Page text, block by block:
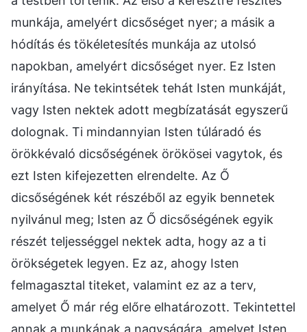
munkája, amelyért dicsőséget nyer; a másik a
hódítás és tökéletesítés munkája az utolsó
napokban, amelyért dicsőséget nyer. Ez Isten
irányítása. Ne tekintsétek tehát Isten munkáját,
vagy Isten nektek adott megbízatását egyszerű
dolognak. Ti mindannyian Isten túláradó és
örökkévaló dicsőségének örökösei vagytok, és
ezt Isten kifejezetten elrendelte. Az Ő
dicsőségének két részéből az egyik bennetek
nyilvánul meg; Isten az Ő dicsőségének egyik
részét teljességgel nektek adta, hogy az a ti
örökségetek legyen. Ez az, ahogy Isten
felmagasztal titeket, valamint ez az a terv,
amelyet Ő már rég előre elhatározott. Tekintettel
annak a munkának a nagyságára, amelyet Isten